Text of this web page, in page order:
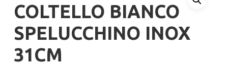
COLTELLO BIANCO
SPELUCCHINO INOX
31CM